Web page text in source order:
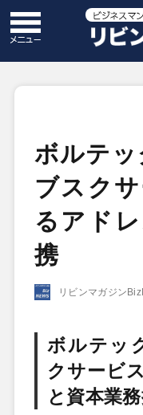
ボルテ
ブスク
るアド
携
リビンマガジン
ボルテッ
クサービ
と資本業